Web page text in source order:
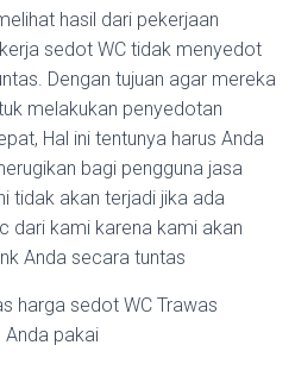
hasil dari pekerjaan
sedot WC tidak menyedot
Dengan tujuan agar mereka
melakukan penyedotan
Hal ini tentunya harus Anda
bagi pengguna jasa
tidak akan terjadi jika ada
dari kami karena kami akan
Anda secara tuntas
harga sedot WC Trawas
pakai